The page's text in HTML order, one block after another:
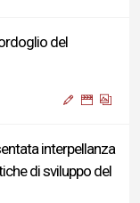
del
interpellanza
di sviluppo del